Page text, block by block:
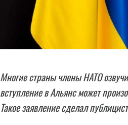
Многие страны члены HATO
вступление в Альянс может
Такое заявление сделал